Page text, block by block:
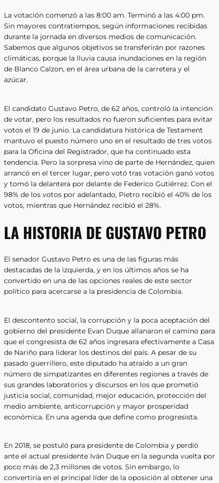
La votación comenzó a las 8:00 am. Terminó a las 4:00 pm.
Sin mayores contratiempos, según informaciones recibidas
durante la jornada en diversos medios de comunicación.
Sabemos que algunos objetivos se transferirán por razones
climáticas, porque la lluvia causa inundaciones en la región
de Blanco Calzon, en el área urbana de la carretera y el
azúcar.
El candidato Gustavo Petro, de 62 años, controló la intención
de votar, pero los resultados no fueron suficientes para evitar
votos el 19 de junio. La candidatura histórica de Testament
mantuvo el puesto número uno en el resultado de tres votos
para la Oficina del Registrador, que ha continuado esta
tendencia. Pero la sorpresa vino de parte de Hernández, quien
arrancó en el tercer lugar, pero votó tras votación ganó votos
y tomó la delantera por delante de Federico Gutiérrez. Con el
98% de los votos por adelantado, Pietro recibió el 40% de los
votos, mientras que Hernández recibió el 28%.
LA HISTORIA DE GUSTAVO PETRO
El senador Gustavo Petro es una de las figuras más
destacadas de la izquierda, y en los últimos años se ha
convertido en una de las opciones reales de este sector
político para acercarse a la presidencia de Colombia.
El descontento social, la corrupción y la poca aceptación del
gobierno del presidente Evan Duque allanaron el camino para
que el congresista de 62 años ingresara efectivamente a Casa
de Nariño para liderar los destinos del país. A pesar de su
pasado guerrillero, este diputado ha atraído a un gran
número de simpatizantes en diferentes regiones a través de
sus grandes laboratorios y discursos en los que prometió
justicia social, comunidad, mejor educación, protección del
medio ambiente, anticorrupción y mayor prosperidad
económica. En una agenda que define como progresista.
En 2018, se postuló para presidente de Colombia y perdió
ante el actual presidente Iván Duque en la segunda vuelta por
poco más de 2,3 millones de votos. Sin embargo, lo
convertiría en el principal líder de la oposición al obtener una